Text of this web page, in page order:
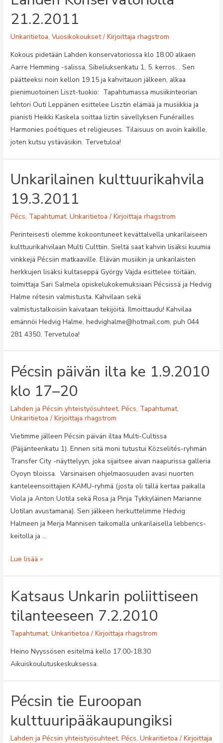
21.2.2011
Unkaritietoa,Vuosikokoukset/ Kirjoittajarhagstrom
Kokous pidetään Lahden konservatoriossa klo 18.00 alkaen
Aarre Hemming -salissa, Sibeliuksenkatu 1, 5. kerros. . Sen
päätteeksi noin kellon 19.15 ja kahvitauon jälkeen, alkaa
pienimuotoinen Liszt-tuokio: Tapahtumassa musiikinteorian
lehtori Outi Leppänen esittelee Lisztin elämää ja musiikkia ja
pianisti Heikki Kaskela soittaa liztin sävellyksen Funérailles
Harmonies poétiques et religieuses. Tilaisuus on avoin kaikille,
joten kutsu ystäväsikin. Tervetuloa!
Unkarilainen kulttuurikahvila
19.3.2011
Pécs, Tapahtumat,Unkaritietoa / Kirjoittajarhagstrom
Perinteisesti olemme kokoontuneet kevättalvella unkarilaiseen
kulttuurikahvilaan Multi Culttiin. Sieltä saat kahvin lisäksi kuumia
vinkkejä Pécsiin matkaaville. Elävän musiikin ja unkarilaisten
herkkujen lisäksi kultaseppä György Vajda esittelee töitään,
toimittaja Sari Salmela opiskelukokemuksiaan Pécsissä ja Hedvig
Halme rétesin valmistusta. Kahvilaan sekä
valmistustalkoisiin kaivataan tekijöitä. Ilmoittaudu! Kahvilaa
emännöi Hedvig Halme, hedvighalme@hotmail.com, puh 044
281 4350. Tervetuloa!
Pécsin päivän ilta ke 1.9.2010
klo 17–20
Lahden ja Pécsin yhteistyösuhteet,Pécs, Tapahtumat,
Unkaritietoa / Kirjoittajarhagstrom
Vietimme jälleen Pécsin päivän iltaa Multi-Cultissa
(Päijänteenkatu 1). Ennen sitä moni tutustui Közselités-ryhmän
Transfer City -näyttelyyn, joka sijait­see aivan naapurissa galleria
Oyoyn tiloissa. Varsinaisen ohjelmaosuuden avasi nuorten
kanteleensoittajien KAMU-ryhmä (josta oli tällä kertaa paikalla
Viola ja Anton Uotila sekä Rosa ja Pinja Tykkyläinen Marianne
Uotilan avustamana). Sen jälkeen herkuttelimme Hedvig
Halmeen ja Merja Mannisen taikomalla unkarilaisella lebbencs-
keitolla ja …
Pécsin
ke
1.9.2010
klo
17–
Lue lisää »
Katsaus Unkarin poliittiseen
tilanteeseen 7.2.2010
Tapahtumat,Unkaritietoa / Kirjoittajarhagstrom
Heino Nyyssösen esitelmä kello 17.00-18.30
Aikuiskoulutuskeskuksessa.
Pécsin tie Euroopan
kulttuuripääkaupungiksi
Lahden ja Pécsin yhteistyösuhteet,Pécs,Unkaritietoa / Kirjoittaja